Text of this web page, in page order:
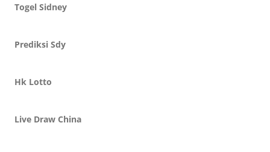
Togel Sidney
Prediksi Sdy
Hk Lotto
Live Draw China